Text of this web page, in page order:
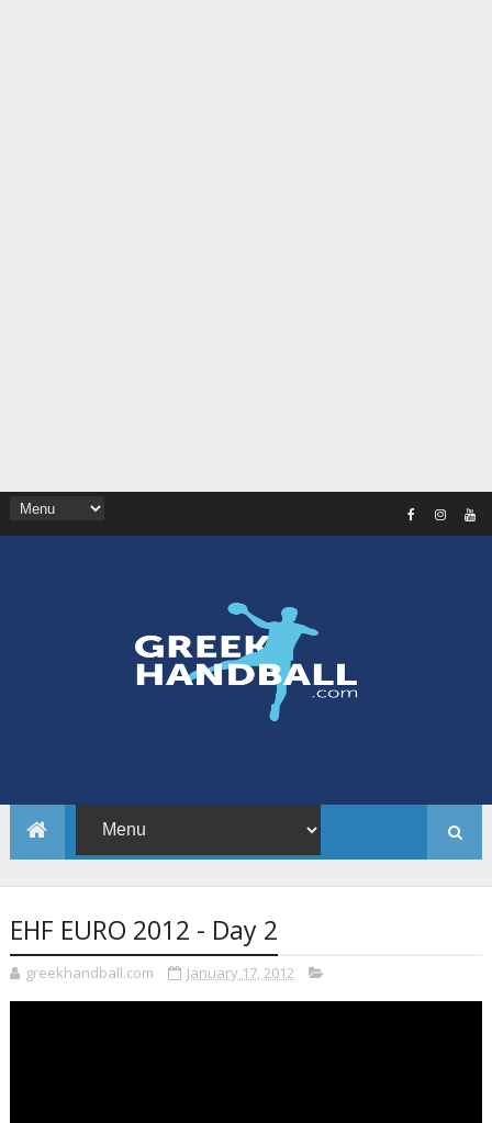
EHF EURO 2012 - Day 2
greekhandball.com January 17, 2012